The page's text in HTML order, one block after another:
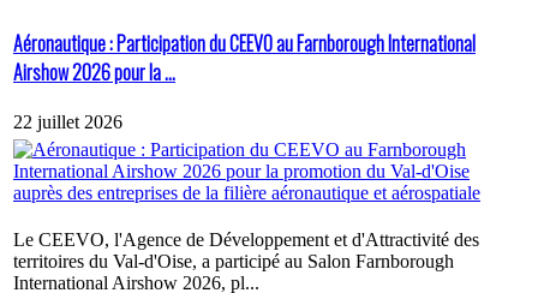
Aéronautique : Participation du CEEVO au Farnborough International
Airshow 2026 pour la ...
22 juillet 2026
Le CEEVO, l'Agence de Développement et d'Attractivité des
territoires du Val-d'Oise, a participé au Salon Farnborough
International Airshow 2026, pl...